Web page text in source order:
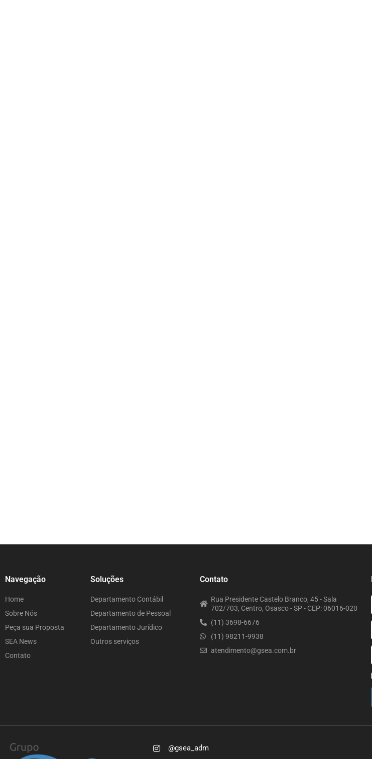
Navegação
Home
Sobre Nós
Peça sua Proposta
SEA News
Contato
Soluções
Departamento Contábil
Departamento de Pessoal
Departamento Jurídico
Outros serviços
Contato
Rua Presidente Castelo Branco, 45 - Sala
702/703, Centro, Osasco - SP - CEP: 06016-020
(11) 3698-6676
(11) 98211-9938
atendimento@gsea.com.br
@gsea_adm